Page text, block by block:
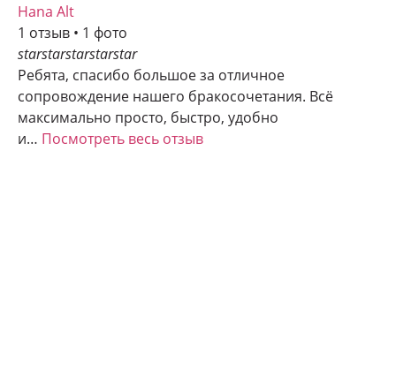
Hana Alt
1 отзыв • 1 фото
starstarstarstarstar
Ребята, спасибо большое за отличное
сопровождение нашего бракосочетания. Всё
максимально просто, быстро, удобно
и… Посмотреть весь отзыв